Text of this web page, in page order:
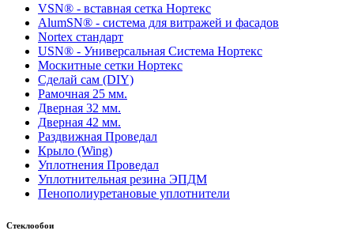
VSN® - вставная сетка Нортекс
AlumSN® - система для витражей и фасадов
Nortex стандарт
USN® - Универсальная Система Нортекс
Москитные сетки Нортекс
Сделай сам (DIY)
Рамочная 25 мм.
Дверная 32 мм.
Дверная 42 мм.
Раздвижная Проведал
Крыло (Wing)
Уплотнения Проведал
Уплотнительная резина ЭПДМ
Пенополиуретановые уплотнители
Стеклообои